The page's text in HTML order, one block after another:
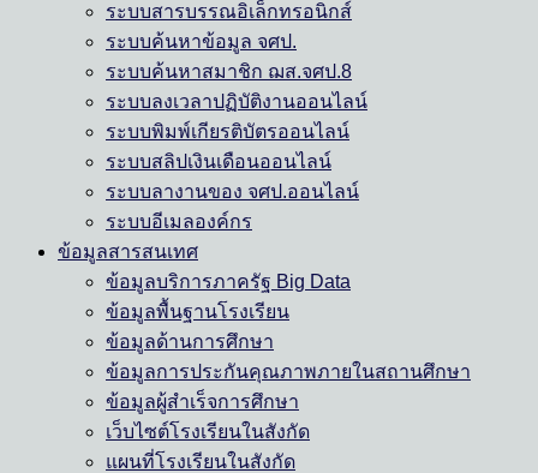
ระบบสารบรรณอิเล็กทรอนิกส์
ระบบค้นหาข้อมูล จศป.
ระบบค้นหาสมาชิก ฌส.จศป.8
ระบบลงเวลาปฏิบัติงานออนไลน์
ระบบพิมพ์เกียรติบัตรออนไลน์
ระบบสลิปเงินเดือนออนไลน์
ระบบลางานของ จศป.ออนไลน์
ระบบอีเมลองค์กร
ข้อมูลสารสนเทศ
ข้อมูลบริการภาครัฐ Big Data
ข้อมูลพื้นฐานโรงเรียน
ข้อมูลด้านการศึกษา
ข้อมูลการประกันคุณภาพภายในสถานศึกษา
ข้อมูลผู้สำเร็จการศึกษา
เว็บไซต์โรงเรียนในสังกัด
แผนที่โรงเรียนในสังกัด